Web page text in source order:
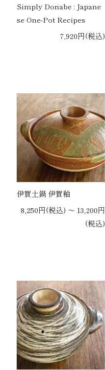
Simply Donabe : Japane
se One-Pot Recipes
7,920円(税込)
伊賀土鍋 伊賀釉
8,250円(税込) 〜 13,200円
(税込)